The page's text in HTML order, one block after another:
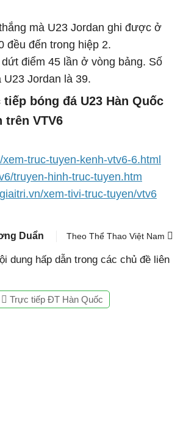
mà U23 Jordan ghi được ở
đều đến trong hiệp 2.
điểm 45 lần ở vòng bảng. Số
U23 Jordan là 39.
bóng đá U23 Hàn Quốc
trên VTV6
truc-tuyen-kenh-vtv6-6.html
truyen-hinh-truc-tuyen.htm
xem-tivi-truc-tuyen/vtv6
Duẩn Theo Thể Thao Việt Nam
dung hấp dẫn trong các chủ đề liên
Trực tiếp ĐT Hàn Quốc